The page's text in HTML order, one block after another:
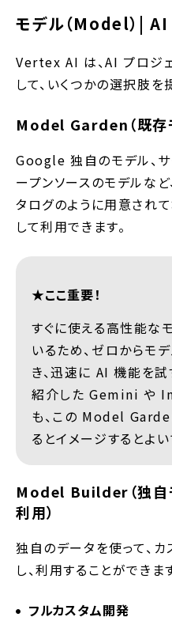
モデル（Model）|
Vertex AI は、AI プロジ
して、いくつかの選択肢を
Model Garden（既存
Google 独自のモデル、サ
ープンソースのモデルな
タログのように用意され
して利用できます。
★ここ重要！
すぐに使える高性能な
いるため、ゼロからモ
き、迅速に AI 機能を
紹介した Gemini や
も、この Model
るとイメージするとよい
Model Builder（独自
利用）
独自のデータを使って、
し、利用することができま
フルカスタム開発